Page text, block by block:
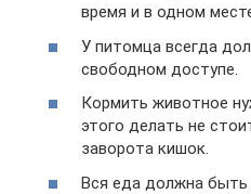
время и в одном
У питомца всегда
свободном доступе.
Кормить животное
этого делать не
заворота кишок.
Вся еда должна быть